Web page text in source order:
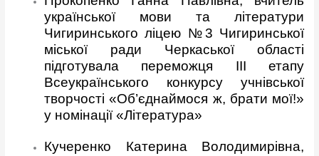
української мови та літератури
Чигиринського ліцею №3 Чигиринської
міської ради Черкаської області
підготувала переможця ІІІ етапу
Всеукраїнського конкурсу учнівської
творчості «Об’єднаймося ж, брати мої!»
у номінації «Література»
Кучеренко Катерина Володимирівна,